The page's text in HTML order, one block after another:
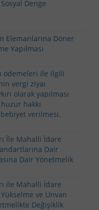
Denge
Elemanlarına Döner
Yapılması
ödemeleri ile ilgili
vergi ziyaı
olarak yapılması
hakkı
verilmesi.
İle Mahalli İdare
Dair
Dair Yönetmelik
ile Mahalli İdare
ve Unvan
Değişiklik